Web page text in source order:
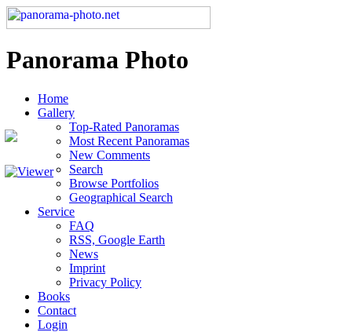
Panorama Photo
Home
Gallery
Top-Rated Panoramas
Most Recent Panoramas
New Comments
Search
Browse Portfolios
Geographical Search
Service
FAQ
RSS, Google Earth
News
Imprint
Privacy Policy
Books
Contact
Login